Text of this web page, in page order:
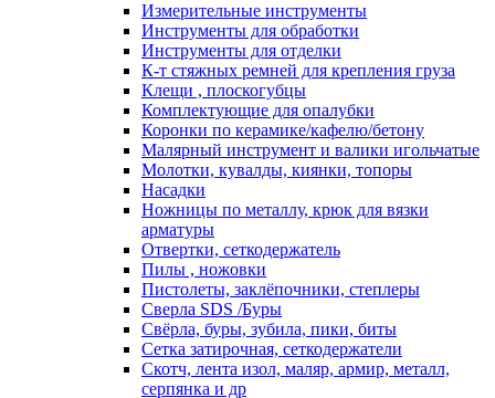
Измерительные инструменты
Инструменты для обработки
Инструменты для отделки
К-т стяжных ремней для крепления груза
Клещи , плоскогубцы
Комплектующие для опалубки
Коронки по керамике/кафелю/бетону
Малярный инструмент и валики игольчатые
Молотки, кувалды, киянки, топоры
Насадки
Ножницы по металлу, крюк для вязки
арматуры
Отвертки, сеткодержатель
Пилы , ножовки
Пистолеты, заклёпочники, степлеры
Сверла SDS /Буры
Свёрла, буры, зубила, пики, биты
Сетка затирочная, сеткодержатели
Скотч, лента изол, маляр, армир, металл,
серпянка и др